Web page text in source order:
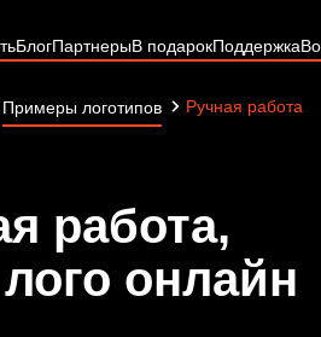
БлогПартнерыВ подарокПоддержка
Примеры логотипов Ручная работа
работа,
онлайн